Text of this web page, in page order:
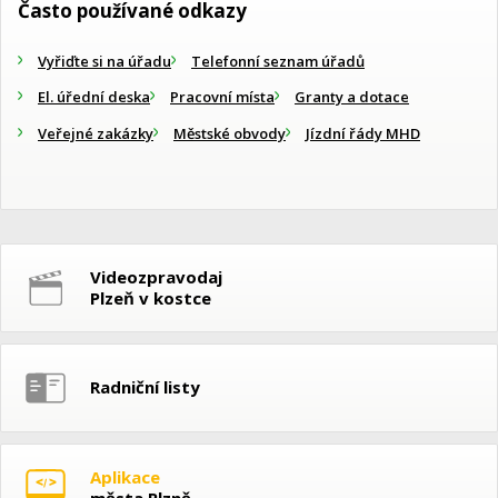
Často používané odkazy
Vyřiďte si na úřadu
Telefonní seznam úřadů
El. úřední deska
Pracovní místa
Granty a dotace
Veřejné zakázky
Městské obvody Jízdní řády MHD
Videozpravodaj
Plzeň v kostce
Radniční listy
Aplikace